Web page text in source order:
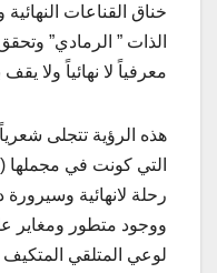
خناق القناعات
الذات ” الرمادي”
معرفياً لا نهائياً ولا
هذه الرؤية تتجلى
التي كونت في
رحلة لانهائية
ووجود متطور ومغاير
لوعي المتلقي